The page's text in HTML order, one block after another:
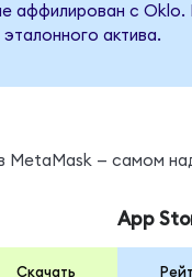
с Oklo.
актива.
MetaMask — самом
Скачать
App